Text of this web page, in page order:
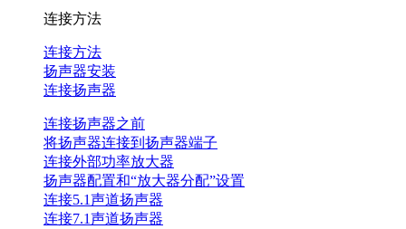
连接方法
连接方法
扬声器安装
连接扬声器
连接扬声器之前
将扬声器连接到扬声器端子
连接外部功率放大器
扬声器配置和“放大器分配”设置
连接5.1声道扬声器
连接7.1声道扬声器